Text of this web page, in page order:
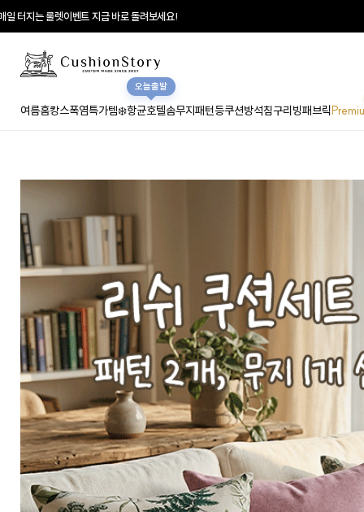
터지는 룰렛이벤트 지금 바로 돌려보세요!
여름홈캉스폭염특가템❄️항균호텔솜
오늘출발
무지패턴등쿠션방석침구리빙패브릭